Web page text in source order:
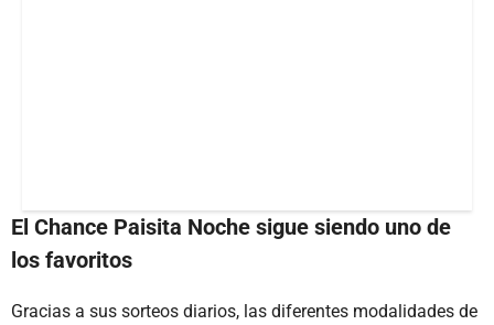
El Chance Paisita Noche sigue siendo uno de
los favoritos
Gracias a sus sorteos diarios, las diferentes modalidades de